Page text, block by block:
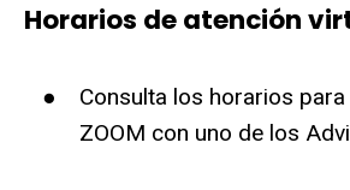
Horarios de atención
Consulta los horarios
ZOOM con uno de los